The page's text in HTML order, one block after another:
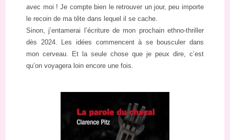
avec moi ! Je compte bien le retrouver un jour, peu importe
le recoin de ma tête dans lequel il se cache.
Sinon, j’entamerai l’écriture de mon prochain ethno-thriller
dès 2024. Les idées commencent à se bousculer dans
mon cerveau. Et la seule chose que je peux dire, c’est
qu’on voyagera loin encore une fois.